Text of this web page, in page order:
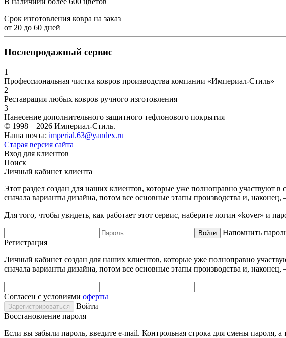
Срок изготовления ковра на заказ
от 20 до 60 дней
Послепродажный сервис
1
Профессиональная чистка ковров производства компании «Империал-Стиль»
2
Реставрация любых ковров ручного изготовления
3
Нанесение дополнительного защитного тефлонового покрытия
© 1998—2026 Империал-Стиль.
Наша почта: imperial.63@yandex.ru
Старая версия сайта
Вход для клиентов
Поиск
Личный кабинет клиента
Этот раздел создан для наших клиентов, которые уже полноправно участвуют
сначала варианты дизайна, потом все основные этапы производства и, наконец,
Для того, чтобы увидеть, как работает этот сервис, наберите логин «kover» и
Напомнить
Регистрация
Личный кабинет создан для наших клиентов, которые уже полноправно
сначала варианты дизайна, потом все основные этапы производства и, наконец,
Согласен с условиями оферты
Войти
Восстановление пароля
Если вы забыли пароль, введите e-mail. Контрольная строка для смены пароля,